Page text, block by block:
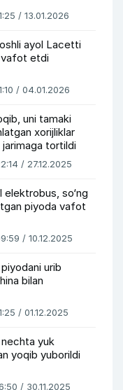
/ 13.01.2026
ayol Lacetti
vafot etdi
/ 04.01.2026
uni tamaki
xorijliklar
jarimaga tortildi
/ 27.12.2025
so‘ng
piyoda vafot
/ 10.12.2025
urib
bilan
/ 01.12.2025
yuk
yoqib yuborildi
/ 30.11.2025